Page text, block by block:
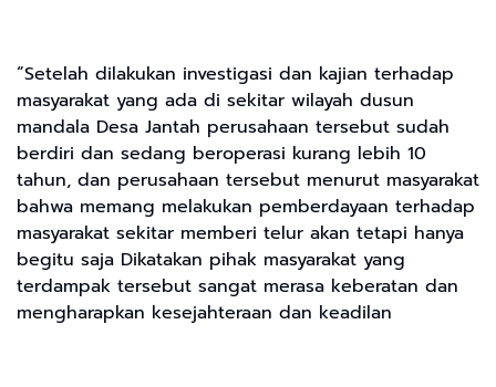
“Setelah dilakukan investigasi dan kajian terhadap
masyarakat yang ada di sekitar wilayah dusun
mandala Desa Jantah perusahaan tersebut sudah
berdiri dan sedang beroperasi kurang lebih 10
tahun, dan perusahaan tersebut menurut masyarakat
bahwa memang melakukan pemberdayaan terhadap
masyarakat sekitar memberi telur akan tetapi hanya
begitu saja Dikatakan pihak masyarakat yang
terdampak tersebut sangat merasa keberatan dan
mengharapkan kesejahteraan dan keadilan